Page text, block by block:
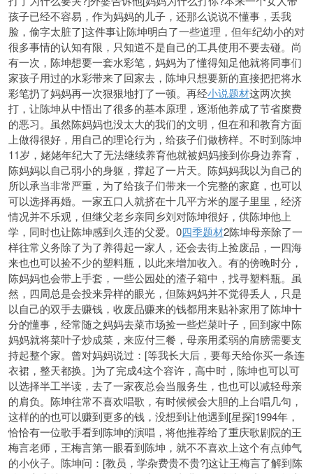
孩子已经不容易，作为妈妈的儿子，还那么说说不懂事，丢我
脸，偷字太脏了]这件事让陈坤明白了一些道理，但年纪幼小的对
很多事情的认知有限，只知道不是自己的工具使用不要去碰。尚
有一次，陈坤想要一套水彩笔，妈妈为了懂得知足他就将同事们
家孩子用过的水彩带来了回家去，陈坤只想要新的直接把把将水
彩笔扔了妈妈再一次狠狠地打了一顿。再经小说题材这两次挨
打，让陈坤从中悟出了很多的基本原理，逐渐他养成了节省糜费
的恶习。虽然陈妈妈也没太大的我们的文明，但在和和教育方面
上做得很好，用自己的理论行为，给孩子们做榜样。不时到陈坤
11岁，姥姥年纪大了无法继续养育他就被妈妈接到你身边养育，
陈妈妈以自己弱小的身躯，撑起了一片天。陈妈妈我以为自己的
所以承当非常严重，为了给孩子们带来一个完整的家庭，也可以
可以选择再婚。一家五口人就挤在十几平方米的屋子里里，经济
情况并不乐观，但继父老乡亲同乡刘对陈坤很好，供陈坤他上
学，同时也让陈坤感到久违的父爱。0四季题材2陈坤母亲除了一
样往常义务除了为了养得起一家人，还会去街上捡废品，一四海
来也也可以捡不少的塑料瓶，以此来增加收入。有的傍晚时分，
陈妈妈也会带上手套，一些公园处的渣子箱中，找寻塑料瓶。虽
然，四周总是会投来异样的眼光，但陈妈妈并不觉得丢人，只是
以自己的双手去赚钱，收废品赚来的钱都用来贴补家用了陈坤十
分的懂事，经常随之妈妈去菜市场捡一些烂菜叶子，回到家中陈
妈妈就将菜叶子炒成菜，来应付三餐，母亲用柔弱的肩膀需要支
持起整个家。曾对妈妈说过：[等我长大后，要每天给你买一条连
衣裙，整天都换。]为了完成4这个容许，高中时，陈坤也可以可
以选择半工半读，去了一家夜总会当服务生，也也可以减轻母亲
的肩负。陈坤往常不喜欢唱歌，有时候候会大胆的上台唱几句，
这样的的也可以赚到更多的钱，没想到让他遇到[星探]1994年，
恰恰有一位歌手看到陈坤的演唱，将他推荐给了重庆歌剧院的王
梅言老师，王梅言第一眼看到陈坤，就不不喜欢上这个有点帅气
的小伙子。陈坤问：[教员，学杂费贵不贵?]这让王梅言了解到陈